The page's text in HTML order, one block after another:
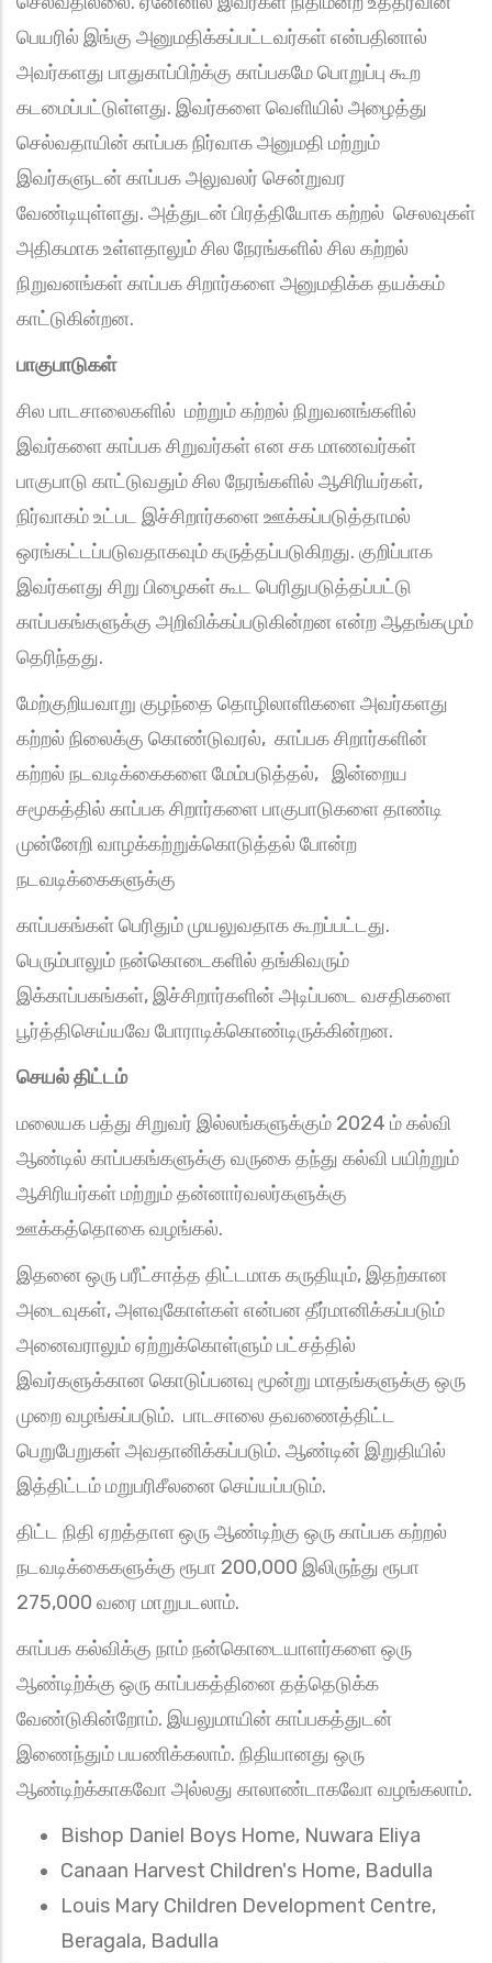
பெயரில் இங்கு அனுமதிக்கப்பட்டவர்கள் என்பதினால்
அவர்களது பாதுகாப்பிற்க்கு காப்பகமே பொறுப்பு கூற
கடமைப்பட்டுள்ளது. இவர்களை வெளியில் அழைத்து
செல்வதாயின் காப்பக நிர்வாக அனுமதி மற்றும்
இவர்களுடன் காப்பக அலுவலர் சென்றுவர
வேண்டியுள்ளது. அத்துடன் பிரத்தியோக கற்றல் செலவுகள்
அதிகமாக உள்ளதாலும் சில நேரங்களில் சில கற்றல்
நிறுவனங்கள் காப்பக சிறார்களை அனுமதிக்க தயக்கம்
காட்டுகின்றன.
பாகுபாடுகள்
சில பாடசாலைகளில் மற்றும் கற்றல் நிறுவனங்களில்
இவர்களை காப்பக சிறுவர்கள் என சக மாணவர்கள்
பாகுபாடு காட்டுவதும் சில நேரங்களில் ஆசிரியர்கள்,
நிர்வாகம் உட்பட இச்சிறார்களை ஊக்கப்படுத்தாமல்
ஒரங்கட்டப்படுவதாகவும் கருத்தப்படுகிறது. குறிப்பாக
இவர்களது சிறு பிழைகள் கூட பெரிதுபடுத்தப்பட்டு
காப்பகங்களுக்கு அறிவிக்கப்படுகின்றன என்ற ஆதங்கமும்
தெரிந்தது.
மேற்குறியவாறு குழந்தை தொழிலாளிகளை அவர்களது
கற்றல் நிலைக்கு கொண்டுவரல், காப்பக சிறார்களின்
கற்றல் நடவடிக்கைகளை மேம்படுத்தல், இன்றைய
சமூகத்தில் காப்பக சிறார்களை பாகுபாடுகளை தாண்டி
முன்னேறி வாழக்கற்றுக்கொடுத்தல் போன்ற
நடவடிக்கைகளுக்கு
காப்பகங்கள் பெரிதும் முயலுவதாக கூறப்பட்டது.
பெரும்பாலும் நன்கொடைகளில் தங்கிவரும்
இக்காப்பகங்கள், இச்சிறார்களின் அடிப்படை வசதிகளை
பூர்த்திசெய்யவே போராடிக்கொண்டிருக்கின்றன.
செயல் திட்டம்
மலையக பத்து சிறுவர் இல்லங்களுக்கும் 2024 ம் கல்வி
ஆண்டில் காப்பகங்களுக்கு வருகை தந்து கல்வி பயிற்றும்
ஆசிரியர்கள் மற்றும் தன்னார்வலர்களுக்கு
ஊக்கத்தொகை வழங்கல்.
இதனை ஒரு பரீட்சாத்த திட்டமாக கருதியும், இதற்கான
அடைவுகள், அளவுகோள்கள் என்பன தீர்மானிக்கப்படும்
அனைவராலும் ஏற்றுக்கொள்ளும் பட்சத்தில்
இவர்களுக்கான கொடுப்பனவு மூன்று மாதங்களுக்கு ஒரு
முறை வழங்கப்படும். பாடசாலை தவணைத்திட்ட
பெறுபேறுகள் அவதானிக்கப்படும். ஆண்டின் இறுதியில்
இத்திட்டம் மறுபரிசீலனை செய்யப்படும்.
திட்ட நிதி ஏறத்தாள ஒரு ஆண்டிற்கு ஒரு காப்பக கற்றல்
நடவடிக்கைகளுக்கு ரூபா 200,000 இலிருந்து ரூபா
275,000 வரை மாறுபடலாம்.
காப்பக கல்விக்கு நாம் நன்கொடையாளர்களை ஒரு
ஆண்டிற்க்கு ஒரு காப்பகத்தினை தத்தெடுக்க
வேண்டுகின்றோம். இயலுமாயின் காப்பகத்துடன்
இணைந்தும் பயணிக்கலாம். நிதியானது ஒரு
ஆண்டிற்க்காகவோ அல்லது காலாண்டாகவோ வழங்கலாம்.
Bishop Daniel Boys Home, Nuwara Eliya
Canaan Harvest Children's Home, Badulla
Louis Mary Children Development Centre,
Beragala, Badulla